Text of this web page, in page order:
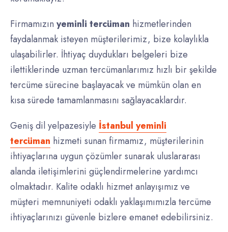
Firmamızın yeminli tercüman hizmetlerinden
faydalanmak isteyen müşterilerimiz, bize kolaylıkla
ulaşabilirler. İhtiyaç duydukları belgeleri bize
ilettiklerinde uzman tercümanlarımız hızlı bir şekilde
tercüme sürecine başlayacak ve mümkün olan en
kısa sürede tamamlanmasını sağlayacaklardır.
Geniş dil yelpazesiyle İstanbul yeminli
tercüman hizmeti sunan firmamız, müşterilerinin
ihtiyaçlarına uygun çözümler sunarak uluslararası
alanda iletişimlerini güçlendirmelerine yardımcı
olmaktadır. Kalite odaklı hizmet anlayışımız ve
müşteri memnuniyeti odaklı yaklaşımımızla tercüme
ihtiyaçlarınızı güvenle bizlere emanet edebilirsiniz.